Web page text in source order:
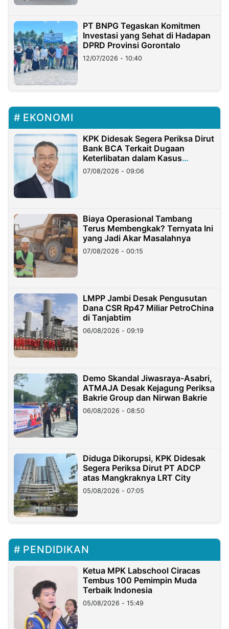
PT BNPG Tegaskan Komitmen
Investasi yang Sehat di Hadapan
DPRD Provinsi Gorontalo
12/07/2026 - 10:40
EKONOMI
KPK Didesak Segera Periksa Dirut
Bank BCA Terkait Dugaan
Keterlibatan dalam Kasus
Hilangnya Dana Nasabah Rp2,58
Miliar
07/08/2026 - 09:06
Biaya Operasional Tambang
Terus Membengkak? Ternyata Ini
yang Jadi Akar Masalahnya
07/08/2026 - 00:15
LMPP Jambi Desak Pengusutan
Dana CSR Rp47 Miliar PetroChina
di Tanjabtim
06/08/2026 - 09:19
Demo Skandal Jiwasraya-Asabri,
ATMAJA Desak Kejagung Periksa
Bakrie Group dan Nirwan Bakrie
06/08/2026 - 08:50
Diduga Dikorupsi, KPK Didesak
Segera Periksa Dirut PT ADCP
atas Mangkraknya LRT City
05/08/2026 - 07:05
PENDIDIKAN
Ketua MPK Labschool Ciracas
Tembus 100 Pemimpin Muda
Terbaik Indonesia
05/08/2026 - 15:49